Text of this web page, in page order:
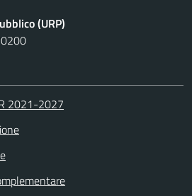
(URP)
2021-2027